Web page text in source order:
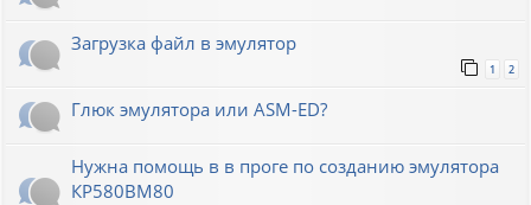
Загрузка файл в эмулятор
1 2
Глюк эмулятора или ASM-ED?
Нужна помощь в в проге по созданию эмулятора
КР580ВМ80